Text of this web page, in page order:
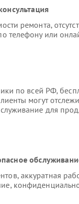
ремонта,
телефону или
по всей РФ,
могут
для
аккуратная